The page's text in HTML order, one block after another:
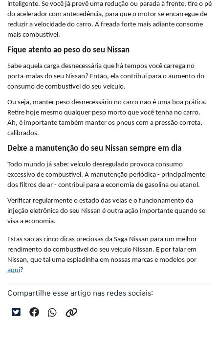
inteligente. Se você já prevê uma redução ou parada à frente, tire o pé
do acelerador com antecedência, para que o motor se encarregue de
reduzir a velocidade do carro. A freada forte mais adiante consome
mais combustível.
Fique atento ao peso do seu Nissan
Sabe aquela carga desnecessária que há tempos você carrega no
porta-malas do seu Nissan? Então, ela contribui para o aumento do
consumo de combustível do seu veículo.
Ou seja, manter peso desnecessário no carro não é uma boa prática.
Retire hoje mesmo qualquer peso morto que você tenha no carro.
Ah, é importante também manter os pneus com a pressão correta,
calibrados.
Deixe a manutenção do seu Nissan sempre em dia
Todo mundo já sabe: veículo desregulado provoca consumo
excessivo de combustível. A manutenção periódica - principalmente
dos filtros de ar - contribui para a economia de gasolina ou etanol.
Verificar regularmente o estado das velas e o funcionamento da
injeção eletrônica do seu Nissan é outra ação importante quando se
visa a economia.
Estas são as cinco dicas preciosas da Saga Nissan para um melhor
rendimento do combustível do seu veículo Nissan. E por falar em
aqui?
Compartilhe esse artigo nas redes sociais: